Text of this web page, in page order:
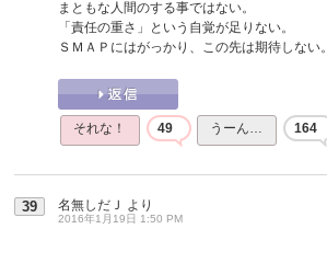
まともな人間のする事ではない。
「責任の重さ」という自覚が足りない。
ＳＭＡＰにはがっかり、この先は期待しない。
それな！ 49 うーん… 164
39 名無しだＪ より
2016年1月19日 1:50 PM